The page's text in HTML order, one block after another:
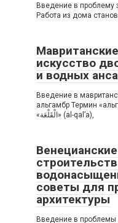
Введение в проблему
Работа из дома
искусство
и водных
Введение в
альгамбр Термин
«الْقَلْعَة» (al-qal’a),
советы для
архитектуры
Введение в проблемы